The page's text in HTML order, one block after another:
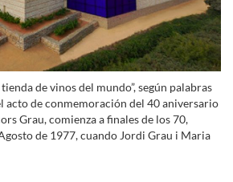
de vinos del mundo”, según palabras
acto de conmemoración del 40 aniversario
Grau, comienza a finales de los 70,
de 1977, cuando Jordi Grau i Maria